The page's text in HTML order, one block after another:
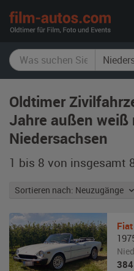
Oldtimer
Jahre außen weiß
Niedersachsen
1 bis 8 von insgesamt
Sortieren nach: Neuzugänge
Fiat
384